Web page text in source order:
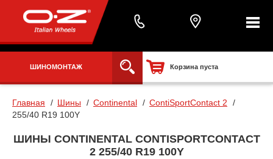
ШИНОМОНТАЖ Корзина пуста
Главная Шины Continental
ContiSportContact 2
255/40 R19 100Y
ШИНЫ CONTINENTAL CONTISPORTCONTACT
2 255/40 R19 100Y